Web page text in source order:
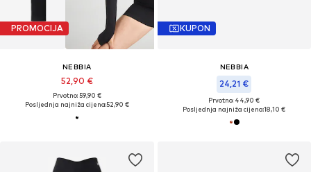
PROMOCIJA
NEBBIA
52,90 €
Prvotno: 59,90 €
Posljednja najniža cijena:52,90 €
KUPON
NEBBIA
24,21 €
Prvotno: 44,90 €
Posljednja najniža cijena:18,10 €